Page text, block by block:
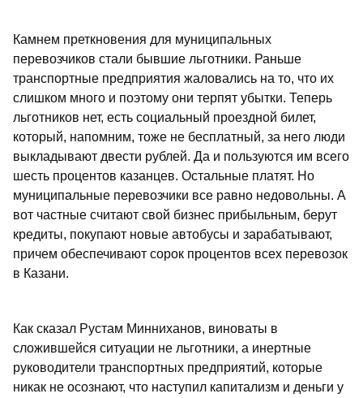
Камнем преткновения для муниципальных
перевозчиков стали бывшие льготники. Раньше
транспортные предприятия жаловались на то, что их
слишком много и поэтому они терпят убытки. Теперь
льготников нет, есть социальный проездной билет,
который, напомним, тоже не бесплатный, за него люди
выкладывают двести рублей. Да и пользуются им всего
шесть процентов казанцев. Остальные платят. Но
муниципальные перевозчики все равно недовольны. А
вот частные считают свой бизнес прибыльным, берут
кредиты, покупают новые автобусы и зарабатывают,
причем обеспечивают сорок процентов всех перевозок
в Казани.
Как сказал Рустам Минниханов, виноваты в
сложившейся ситуации не льготники, а инертные
руководители транспортных предприятий, которые
никак не осознают, что наступил капитализм и деньги у